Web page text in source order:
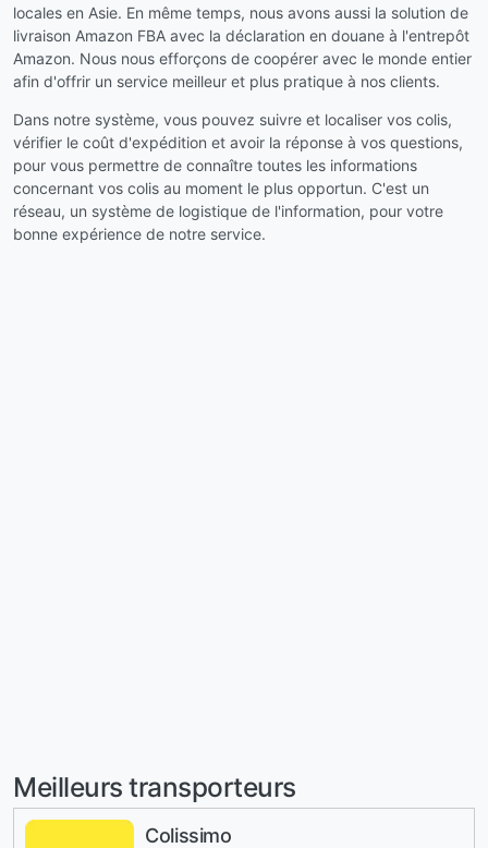
locales en Asie. En même temps, nous avons aussi la solution de
livraison Amazon FBA avec la déclaration en douane à l'entrepôt
Amazon. Nous nous efforçons de coopérer avec le monde entier
afin d'offrir un service meilleur et plus pratique à nos clients.
Dans notre système, vous pouvez suivre et localiser vos colis,
vérifier le coût d'expédition et avoir la réponse à vos questions,
pour vous permettre de connaître toutes les informations
concernant vos colis au moment le plus opportun. C'est un
réseau, un système de logistique de l'information, pour votre
bonne expérience de notre service.
Meilleurs transporteurs
Colissimo